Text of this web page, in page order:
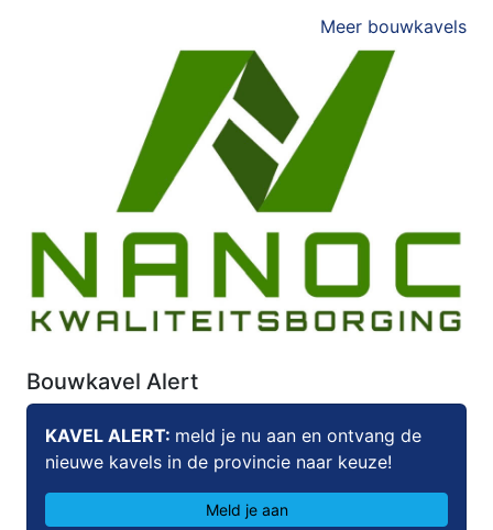
Meer bouwkavels
Bouwkavel Alert
KAVEL ALERT: meld je nu aan en ontvang de
nieuwe kavels in de provincie naar keuze!
Meld je aan